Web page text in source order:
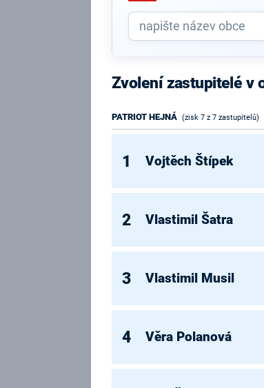
Zvolení zastupitelé v
PATRIOT HEJNÁ (zisk 7 z 7 zastupitelů)
1 Vojtěch Štípek
2 Vlastimil Šatra
3 Vlastimil Musil
4 Věra Polanová